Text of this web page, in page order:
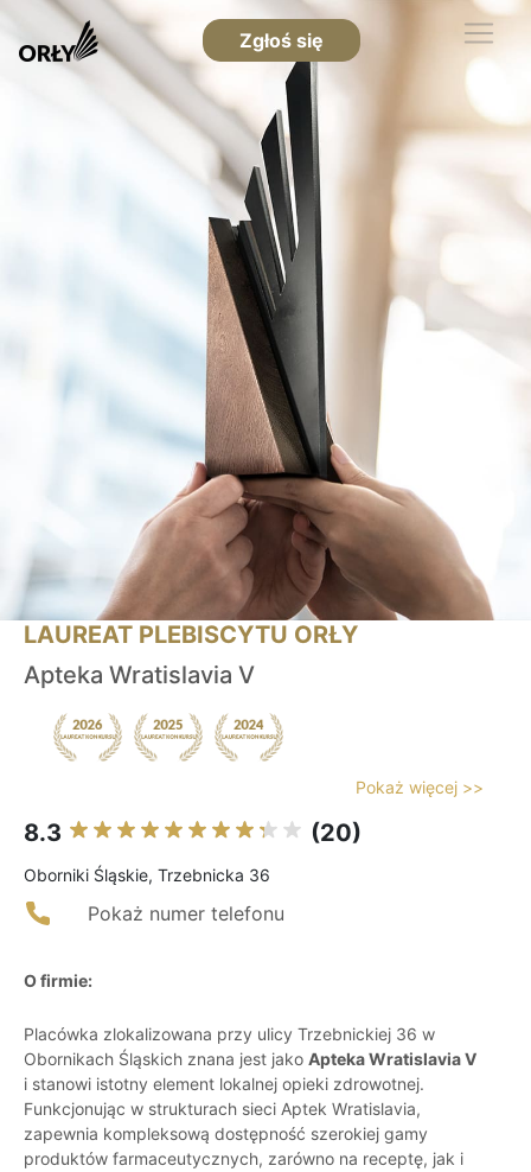
Zgłoś się
LAUREAT PLEBISCYTU ORŁY
Apteka Wratislavia V
Pokaż więcej >>
8.3 (20)
Oborniki Śląskie, Trzebnicka 36
Pokaż numer telefonu
O firmie:
Placówka zlokalizowana przy ulicy Trzebnickiej 36 w
Obornikach Śląskich znana jest jako Apteka Wratislavia V
i stanowi istotny element lokalnej opieki zdrowotnej.
Funkcjonując w strukturach sieci Aptek Wratislavia,
zapewnia kompleksową dostępność szerokiej gamy
produktów farmaceutycznych, zarówno na receptę, jak i